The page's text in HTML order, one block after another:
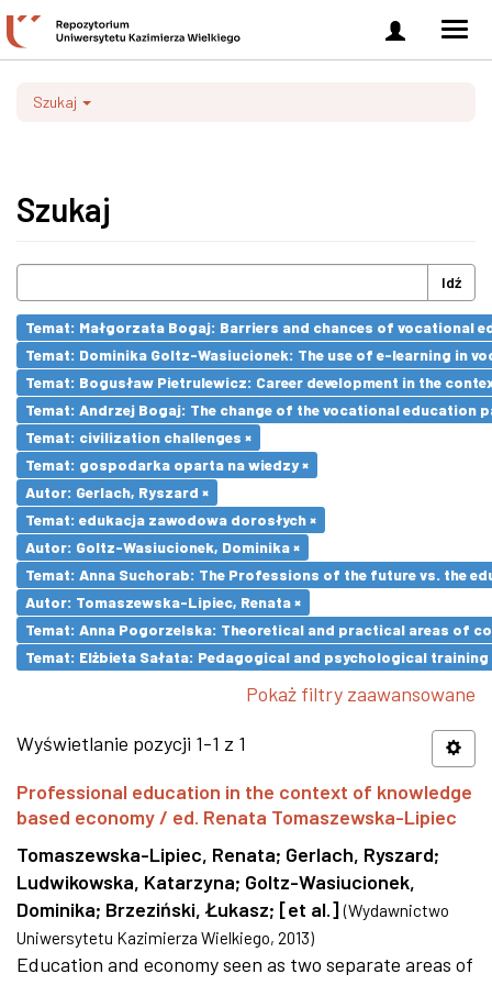
Zaloguj
się
Szukaj
Szukaj
Idź
Temat: Małgorzata Bogaj: Barriers and chances of vocational
Temat: Dominika Goltz-Wasiucionek: The use of e-learning in
Temat: Bogusław Pietrulewicz: Career development in the
Temat: Andrzej Bogaj: The change of the vocational education
Temat: civilization challenges ×
Temat: gospodarka oparta na wiedzy ×
Autor: Gerlach, Ryszard ×
Temat: edukacja zawodowa dorosłych ×
Autor: Goltz-Wasiucionek, Dominika ×
Temat: Anna Suchorab: The Professions of the future vs. the
Autor: Tomaszewska-Lipiec, Renata ×
Temat: Anna Pogorzelska: Theoretical and practical areas of
Temat: Elżbieta Sałata: Pedagogical and psychological
Pokaż filtry zaawansowane
Wyświetlanie pozycji 1-1 z 1
Professional education in the context of knowledge
based economy / ed. Renata Tomaszewska-Lipiec
Tomaszewska-Lipiec, Renata; Gerlach, Ryszard;
Ludwikowska, Katarzyna; Goltz-Wasiucionek,
Dominika; Brzeziński, Łukasz; [et al.] (Wydawnictwo
Uniwersytetu Kazimierza Wielkiego, 2013)
Education and economy seen as two separate areas of